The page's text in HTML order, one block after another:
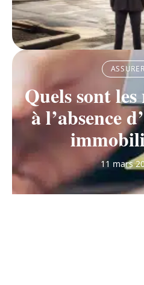
ASSURER
Quels sont
à l’absence
11 mars